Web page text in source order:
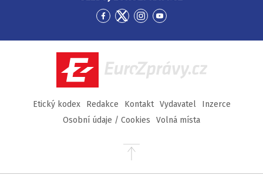
Přejít
Facebook
Přejít
Twitter
Přejít
Instagram
Přejít
YouTube
EuroZprávy.cz
Etický kodex Redakce Kontakt Vydavatel
Inzerce
Osobní údaje / Cookies
Volná místa
Přejít
stránky